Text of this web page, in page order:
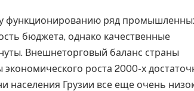
функционированию ряд
бюджета, однако качественные
Внешнеторговый баланс страны
роста 2000-х
населения Грузии все еще очень